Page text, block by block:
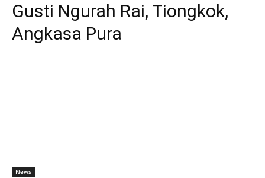
Gusti Ngurah Rai, Tiongkok,
Angkasa Pura
News